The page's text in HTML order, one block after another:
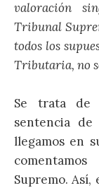
valoración
Tribunal
todos los
Tributaria, no
Se trata de
sentencia de
llegamos en
Supremo. Así,